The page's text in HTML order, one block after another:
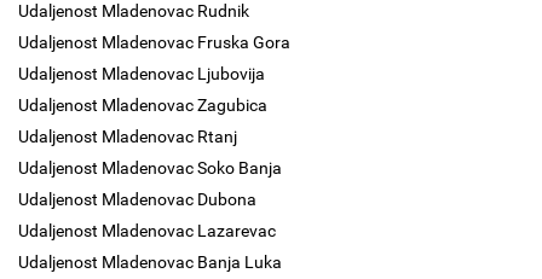
Udaljenost Mladenovac Rudnik
Udaljenost Mladenovac Fruska Gora
Udaljenost Mladenovac Ljubovija
Udaljenost Mladenovac Zagubica
Udaljenost Mladenovac Rtanj
Udaljenost Mladenovac Soko Banja
Udaljenost Mladenovac Dubona
Udaljenost Mladenovac Lazarevac
Udaljenost Mladenovac Banja Luka